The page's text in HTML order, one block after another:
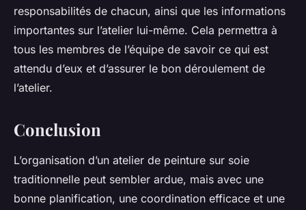
responsabilités de chacun, ainsi que les informations
importantes sur l’atelier lui-même. Cela permettra à
tous les membres de l’équipe de savoir ce qui est
attendu d’eux et d’assurer le bon déroulement de
l’atelier.
Conclusion
L’organisation d’un atelier de peinture sur soie
traditionnelle peut sembler ardue, mais avec une
bonne planification, une coordination efficace et une